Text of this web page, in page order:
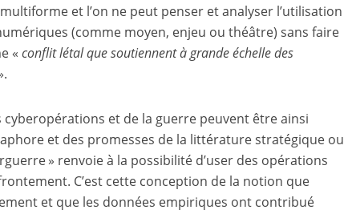
et l’on ne peut penser et analyser l’utilisation
(comme moyen, enjeu ou théâtre) sans faire
« conflit létal que soutiennent à grande échelle des
et de la guerre peuvent être ainsi
et des promesses de la littérature stratégique ou
» renvoie à la possibilité d’user des opérations
C’est cette conception de la notion que
et que les données empiriques ont contribué